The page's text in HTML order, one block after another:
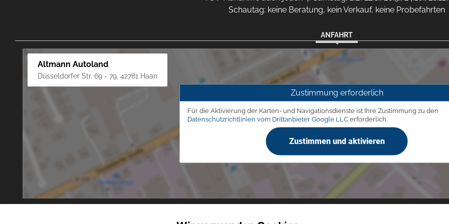
Schautag: keine Beratung, kein Verkauf, keine Probefahrten
ANFAHRT
Altmann Autoland
Düsseldorfer Str. 69 - 79, 42781 Haan
Zustimmung erforderlich
Für die Aktivierung der Karten- und Navigationsdienste ist Ihre Zustimmung zu den
Datenschutzrichtlinien vom Drittanbieter Google LLCerforderlich.
Zustimmen und aktivieren